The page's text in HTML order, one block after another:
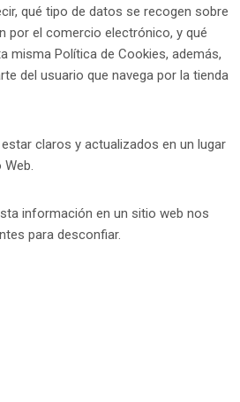
qué tipo de datos se recogen sobre
por el comercio electrónico, y qué
misma Política de Cookies, además,
del usuario que navega por la tienda
claros y actualizados en un lugar
información en un sitio web nos
para desconfiar.